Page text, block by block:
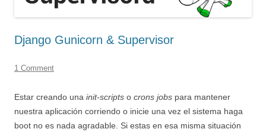
Django Gunicorn & Supervisor
1 Comment
Estar creando una init-scripts o crons jobs para mantener
nuestra aplicación corriendo o inicie una vez el sistema haga
boot no es nada agradable. Si estas en esa misma situación